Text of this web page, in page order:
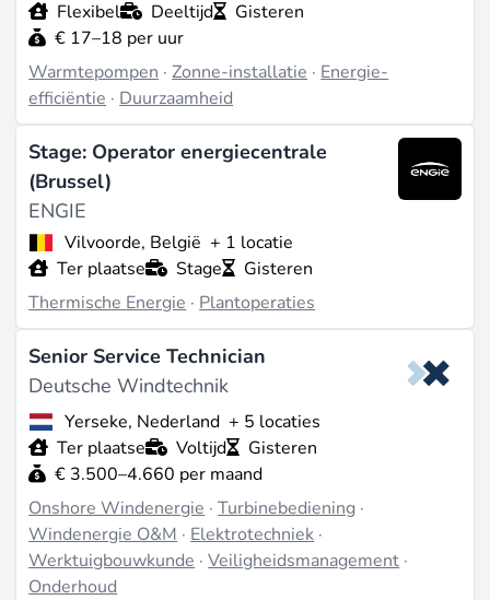
Flexibel
Deeltijd
Gisteren
€ 17–18 per uur
Warmtepompen ·Zonne-installatie · Energie-
efficiëntie · Duurzaamheid
Stage: Operator energiecentrale
(Brussel)
ENGIE
Vilvoorde, België + 1 locatie
Ter plaatse
Stage
Gisteren
Thermische Energie · Plantoperaties
Senior Service Technician
Deutsche Windtechnik
Yerseke, Nederland + 5 locaties
Ter plaatse
Voltijd
Gisteren
€ 3.500–4.660 per maand
Onshore Windenergie ·Turbinebediening ·
Windenergie O&M · Elektrotechniek ·
Werktuigbouwkunde ·Veiligheidsmanagement ·
Onderhoud